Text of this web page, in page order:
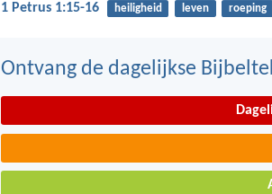
1 Petrus 1:15-16 heiligheid leven roeping
Ontvang de dagelijkse